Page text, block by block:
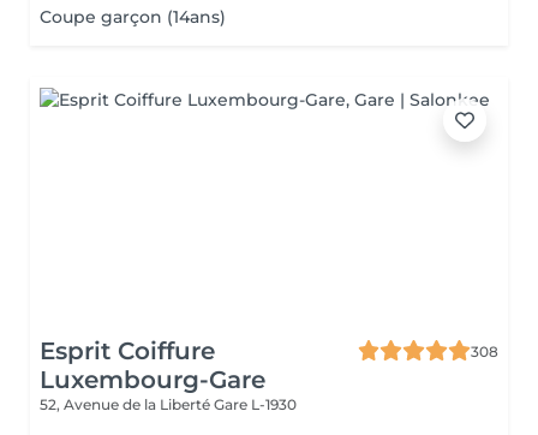
Coupe garçon (14ans)
Esprit Coiffure
Luxembourg-Gare
308
52, Avenue de la Liberté Gare L-1930